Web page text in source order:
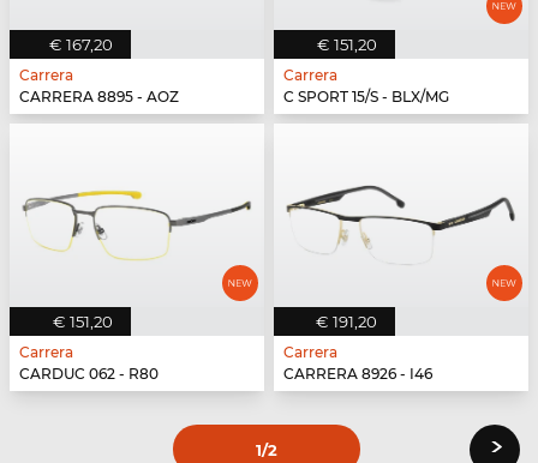
€ 167,20
Carrera
CARRERA 8895 - AOZ
€ 151,20
Carrera
C SPORT 15/S - BLX/MG
€ 151,20
Carrera
CARDUC 062 - R80
€ 191,20
Carrera
CARRERA 8926 - I46
1/2 ›